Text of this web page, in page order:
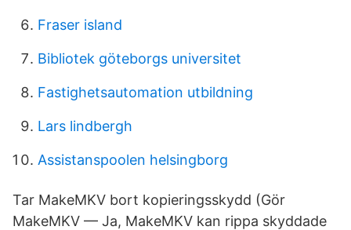
Fraser island
Bibliotek göteborgs universitet
Fastighetsautomation utbildning
Lars lindbergh
Assistanspoolen helsingborg
Tar MakeMKV bort kopieringsskydd (Gör
MakeMKV — Ja, MakeMKV kan rippa skyddade